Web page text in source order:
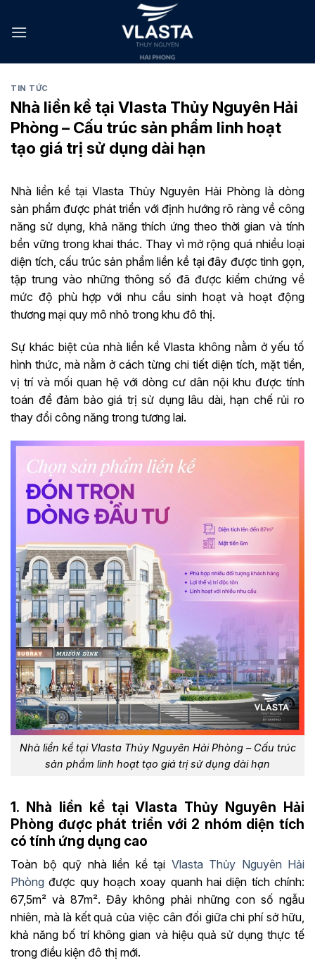
TIN TỨC
Nhà liền kề tại Vlasta Thủy Nguyên Hải
Phòng – Cấu trúc sản phẩm linh hoạt
tạo giá trị sử dụng dài hạn
Nhà liền kề tại Vlasta Thủy Nguyên Hải Phòng là dòng
sản phẩm được phát triển với định hướng rõ ràng về công
năng sử dụng, khả năng thích ứng theo thời gian và tính
bền vững trong khai thác. Thay vì mở rộng quá nhiều loại
diện tích, cấu trúc sản phẩm liền kề tại đây được tinh gọn,
tập trung vào những thông số đã được kiểm chứng về
mức độ phù hợp với nhu cầu sinh hoạt và hoạt động
thương mại quy mô nhỏ trong khu đô thị.
Sự khác biệt của nhà liền kề Vlasta không nằm ở yếu tố
hình thức, mà nằm ở cách từng chi tiết diện tích, mặt tiền,
vị trí và mối quan hệ với dòng cư dân nội khu được tính
toán để đảm bảo giá trị sử dụng lâu dài, hạn chế rủi ro
thay đổi công năng trong tương lai.
Nhà liền kề tại Vlasta Thủy Nguyên Hải Phòng – Cấu trúc
sản phẩm linh hoạt tạo giá trị sử dụng dài hạn
1. Nhà liền kề tại Vlasta Thủy Nguyên Hải
Phòng được phát triển với 2 nhóm diện tích
có tính ứng dụng cao
Toàn bộ quỹ nhà liền kề tại Vlasta Thủy Nguyên Hải
Phòng được quy hoạch xoay quanh hai diện tích chính:
67,5m² và 87m². Đây không phải những con số ngẫu
nhiên, mà là kết quả của việc cân đối giữa chi phí sở hữu,
khả năng bố trí không gian và hiệu quả sử dụng thực tế
trong điều kiện đô thị mới.